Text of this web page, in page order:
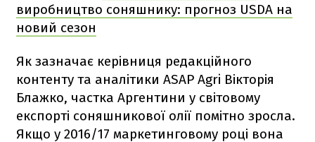
виробництво соняшнику: прогноз USDA на
новий сезон
Як зазначає керівниця редакційного
контенту та аналітики ASAP Agri Вікторія
Блажко, частка Аргентини у світовому
експорті соняшникової олії помітно зросла.
Якщо у 2016/17 маркетинговому році вона